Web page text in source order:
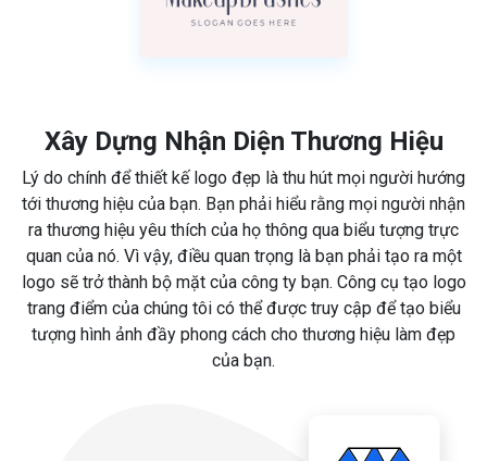
Xây Dựng Nhận Diện Thương Hiệu
Lý do chính để thiết kế logo đẹp là thu hút mọi người hướng
tới thương hiệu của bạn. Bạn phải hiểu rằng mọi người nhận
ra thương hiệu yêu thích của họ thông qua biểu tượng trực
quan của nó. Vì vậy, điều quan trọng là bạn phải tạo ra một
logo sẽ trở thành bộ mặt của công ty bạn. Công cụ tạo logo
trang điểm của chúng tôi có thể được truy cập để tạo biểu
tượng hình ảnh đầy phong cách cho thương hiệu làm đẹp
của bạn.